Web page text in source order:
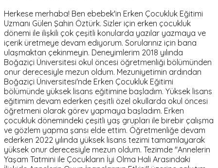
Herkese merhaba! Ben ebebek'in Erken Çocukluk Eğitimi
Uzmanı Gülen Şahin Öztürk. Sizler için erken çocukluk
dönemi ile ilişkili çok çeşitli konularda yazılar yazmaya ve
içerik üretmeye devam ediyorum. Sorularınız için bana
ulaşmaktan çekinmeyin. Deneyimlerim 2018 yılında
Boğaziçi Üniversitesi okul öncesi öğretmenliği bölümünden
onur derecesiyle mezun oldum. Mezuniyetimin ardından
Boğaziçi Üniversitesi'nde Erken Çocukluk Eğitimi
bölümünde yüksek lisans eğitimine başladım. Yüksek lisans
eğitimim devam ederken çeşitli özel okullarda okul öncesi
öğretmeni olarak görev yapmaya başladım. Erken
çocukluk dönemindeki çeşitli yaş grupları ile birebir çalışma
ve gözlem yapma şansı elde ettim. Öğretmenliğe devam
ederken 2022 yılında yüksek lisans tezimi tamamlayarak
yüksek onur derecesiyle mezun oldum. Tezimde "Annelerin
Yaşam Tatmini ile Çocukların İyi Olma Hali Arasındaki